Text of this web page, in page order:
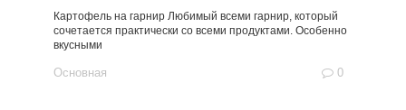
Картофель на гарнир Любимый всеми гарнир, который
сочетается практически со всеми продуктами. Особенно
вкусными
Основная 0